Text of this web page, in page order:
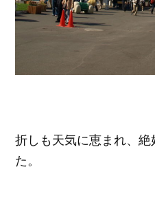
折しも天気に恵まれ、
た。